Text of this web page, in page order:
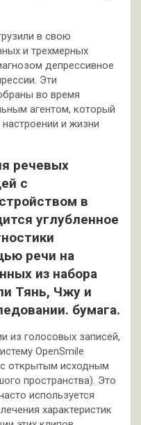
в свою
и трехмерных
депрессивное
Эти
во время
агентом, который
и жизни
речевых
с
в
углубленное
речи на
из набора
Тянь, Чжу и
бумага.
из голосовых записей,
OpenSmile
открытым исходным
пространства). Это
используется
характеристик